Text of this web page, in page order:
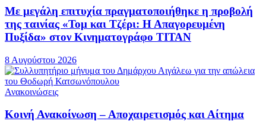
Με μεγάλη επιτυχία πραγματοποιήθηκε η προβολή
της ταινίας «Τομ και Τζέρι: Η Απαγορευμένη
Πυξίδα» στον Κινηματογράφο ΤΙΤΑΝ
8 Αυγούστου 2026
Ανακοινώσεις
Κοινή Ανακοίνωση – Αποχαιρετισμός και Αίτημα